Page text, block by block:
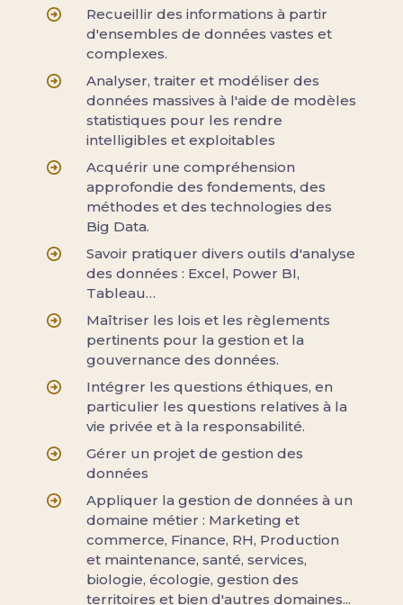
Recueillir des informations à partir
d'ensembles de données vastes et
complexes.
Analyser, traiter et modéliser des
données massives à l'aide de modèles
statistiques pour les rendre
intelligibles et exploitables
Acquérir une compréhension
approfondie des fondements, des
méthodes et des technologies des
Big Data.
Savoir pratiquer divers outils d'analyse
des données : Excel, Power BI,
Tableau…
Maîtriser les lois et les règlements
pertinents pour la gestion et la
gouvernance des données.
Intégrer les questions éthiques, en
particulier les questions relatives à la
vie privée et à la responsabilité.
Gérer un projet de gestion des
données
Appliquer la gestion de données à un
domaine métier : Marketing et
commerce, Finance, RH, Production
et maintenance, santé, services,
biologie, écologie, gestion des
territoires et bien d'autres domaines...